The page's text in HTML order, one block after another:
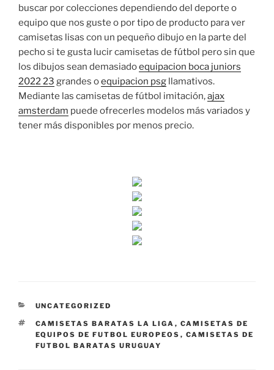
buscar por colecciones dependiendo del deporte o
equipo que nos guste o por tipo de producto para ver
camisetas lisas con un pequeño dibujo en la parte del
pecho si te gusta lucir camisetas de fútbol pero sin que
los dibujos sean demasiadoequipacion boca juniors
2022 23 grandes oequipacion psg llamativos.
Mediante las camisetas de fútbol imitación,ajax
amsterdam puede ofrecerles modelos más variados y
tener más disponibles por menos precio.
CATEGORÍAS
UNCATEGORIZED
ETIQUETAS
CAMISETAS BARATAS LA LIGA , CAMISETAS DE
EQUIPOS DE FUTBOL EUROPEOS , CAMISETAS DE
FUTBOL BARATAS URUGUAY